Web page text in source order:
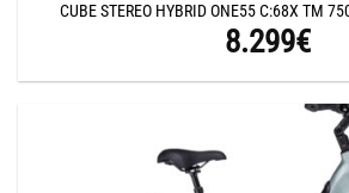
CUBE STEREO HYBRID ONE55 C:68X TM
8.299€